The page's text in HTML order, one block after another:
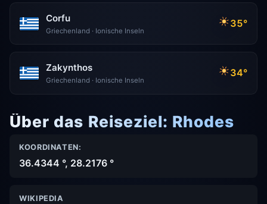
Corfu
Griechenland · Ionische Inseln
35°
Zakynthos
Griechenland · Ionische Inseln
34°
Über das Reiseziel: Rhodes
KOORDINATEN:
36.4344 °, 28.2176 °
WIKIPEDIA